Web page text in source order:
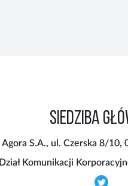
SIEDZIBA
Agora S.A., ul. Czerska 8/10,
Dział Komunikacji